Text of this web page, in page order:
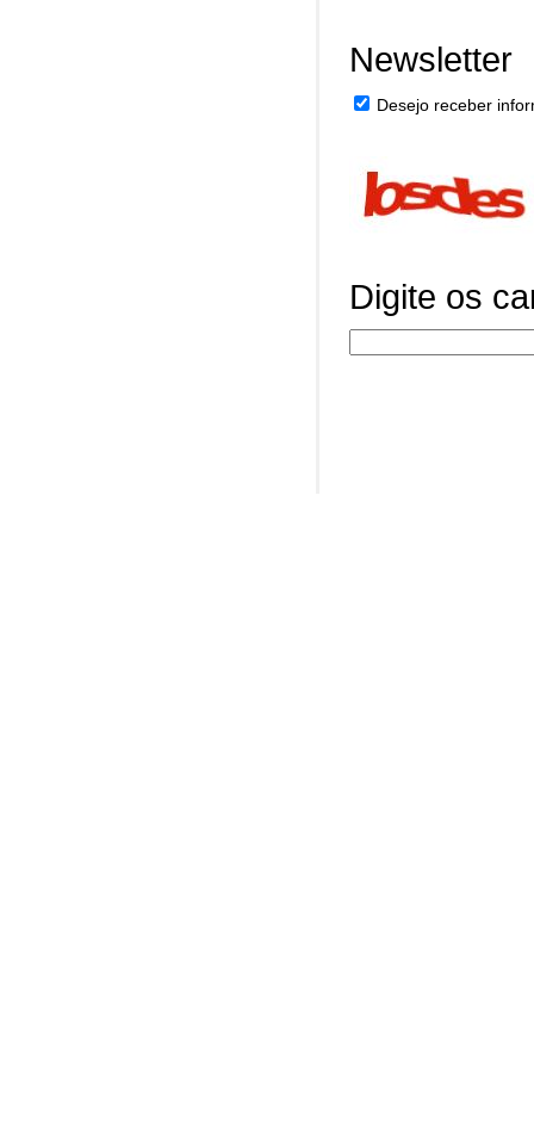
Newsletter
Desejo receber
Digite os